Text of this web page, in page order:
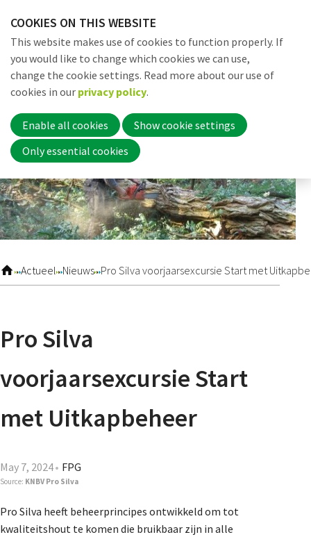
links
Jump
to
navigation
to
main
content
Actueel Nieuws Pro Silva voorjaarsexcursie Start met
Pro Silva
voorjaarsexcursie Start
met Uitkapbeheer
May 7, 2024 FPG
Source: KNBV Pro Silva
Pro Silva heeft beheerprincipes ontwikkeld om tot
kwaliteitshout te komen die bruikbaar zijn in alle
Home
Provincies
COOKIES ON THIS WEBSITE
This website makes use of cookies to function properly. If
you would like to change which cookies we can use,
change the cookie settings. Read more about our use of
cookies in our privacy policy.
Enable all cookies
Show cookie settings
Only essential cookies